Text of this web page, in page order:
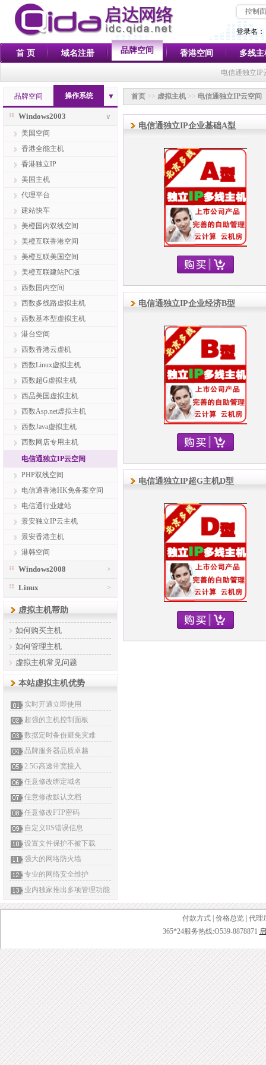
控制
登录名：
首 页 域名注册 品牌空间 香港空间 多线主
电信通独立IP
品牌空间 操作系统 ▼
∨
Windows2003
美国空间
香港全能主机
香港独立IP
美国主机
代理平台
建站快车
美橙国内双线空间
美橙互联香港空间
美橙互联美国空间
美橙互联建站PC版
西数国内空间
西数多线路虚拟主机
西数基本型虚拟主机
港台空间
西数香港云虚机
西数Linux虚拟主机
西数超G虚拟主机
西品美国虚拟主机
西数Asp.net虚拟主机
西数Java虚拟主机
西数网店专用主机
电信通独立IP云空间
PHP双线空间
电信通香港HK免备案空间
电信通行业建站
景安独立IP云主机
景安香港主机
港韩空间
>
Windows2008
>
Linux
虚拟主机帮助
如何购买主机
如何管理主机
虚拟主机常见问题
本站虚拟主机优势
实时开通立即使用
超强的主机控制面板
数据定时备份避免灾难
品牌服务器品质卓越
2.5G高速带宽接入
任意修改绑定域名
任意修改默认文档
任意修改FTP密码
自定义IIS错误信息
设置文件保护不被下载
强大的网络防火墙
专业的网络安全维护
业内独家推出多项管理功能
首页 >> 虚拟主机 >> 电信通独立IP云空间
电信通独立IP企业基础A型
电信通独立IP企业经济B型
电信通独立IP超G主机D型
付款方式 价格总览 代理
365*24服务热线:O539-8878871